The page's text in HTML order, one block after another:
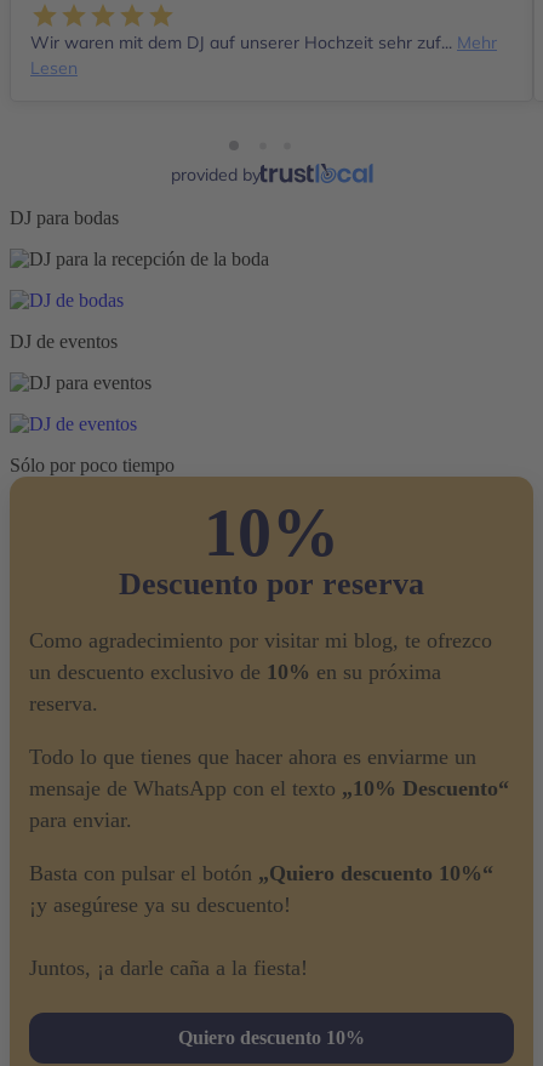
Wir waren mit dem DJ auf unserer Hochzeit sehr zuf... Mehr
Lesen
provided by
DJ para bodas
DJ de eventos
Sólo por poco tiempo
10%
Descuento por reserva
Como agradecimiento por visitar mi blog, te ofrezco
un descuento exclusivo de 10% en su próxima
reserva.
Todo lo que tienes que hacer ahora es enviarme un
mensaje de WhatsApp con el texto „10% Descuento“
para enviar.
Basta con pulsar el botón „Quiero descuento 10%“
¡y asegúrese ya su descuento!
Juntos, ¡a darle caña a la fiesta!
Quiero descuento 10%